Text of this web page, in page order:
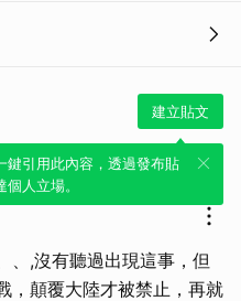
建立貼文
鍵引用此內容，透過發布貼
人立場。
、,沒有聽過出現這事，但
，顛覆大陸才被禁止，再就